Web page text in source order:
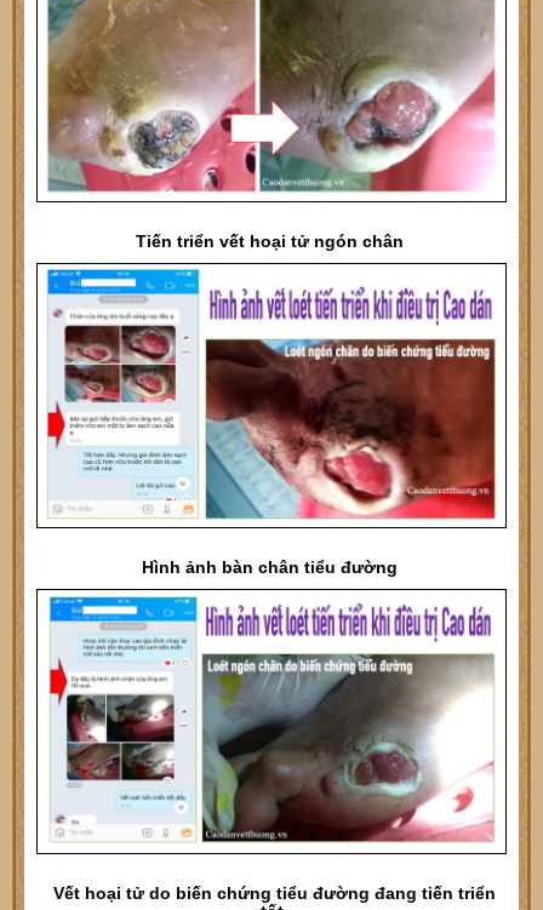
Tiến triển vết hoại tử ngón chân
Hình ảnh bàn chân tiểu đường
Vết hoại tử do biến chứng tiểu đường đang tiến triển